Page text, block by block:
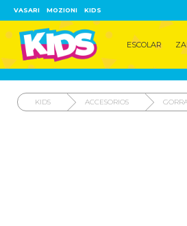
VASARI MOZIONI KIDS
ESCOLAR
KIDS ACCESORIOS